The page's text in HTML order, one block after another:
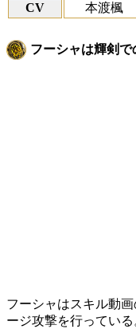
CV
本渡楓
フーシャは輝剣で
フーシャはスキル動
ージ攻撃を行ってい